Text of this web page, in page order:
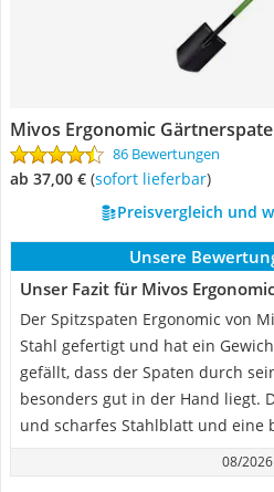
Mivos Ergonomic
86 Bewertungen
ab 37,00 € ( Sofort lieferbar)
Preisvergleich und
Unsere
Unser Fazit für Mivos
Der Spitzspaten Ergonomic von
Stahl gefertigt und hat ein
gefällt, dass der Spaten durch
besonders gut in der Hand liegt.
und scharfes Stahlblatt und eine
08/2026